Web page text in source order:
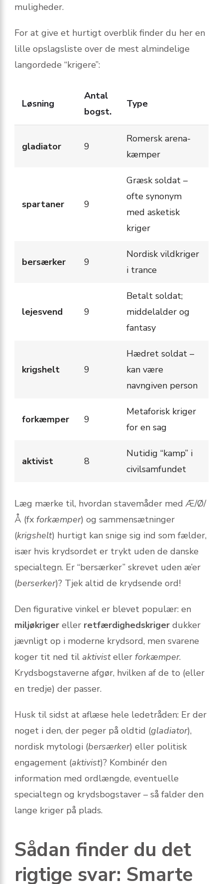
muligheder.
For at give et hurtigt overblik finder du her en
lille opslags­liste over de mest almindelige
langordede “krigere”:
Løsning
Antal
bogst.
Type
gladiator 9
Romersk arena­
kæmper
spartaner 9
Græsk soldat –
ofte synonym
med asketisk
kriger
bersærker 9
Nordisk vild­kriger
i trance
lejesvend 9
Betalt soldat;
middelalder og
fantasy
krigshelt 9
Hædret soldat –
kan være
navngiven person
forkæmper 9
Metaforisk kriger
for en sag
aktivist 8
Nutidig “kamp” i
civilsamfundet
Læg mærke til, hvordan stavemåder med Æ/Ø/
Å (fx forkæmper) og sammensætninger
(krigshelt) hurtigt kan snige sig ind som fælder,
især hvis krydsordet er trykt uden de danske
specialtegn. Er “bersærker” skrevet uden æ’er
(berserker)? Tjek altid de krydsende ord!
Den figurative vinkel er blevet populær: en
miljøkriger eller retfærdighedskriger dukker
jævnligt op i moderne krydsord, men svarene
koger tit ned til aktivisteller forkæmper.
Krydsbogstaverne afgør, hvilken af de to (eller
en tredje) der passer.
Husk til sidst at aflæse hele ledetråden: Er der
noget i den, der peger på oldtid (gladiator),
nordisk mytologi (bersærker) eller politisk
engagement (aktivist)? Kombinér den
information med ordlængde, eventuelle
specialtegn og krydsbogstaver – så falder den
lange kriger på plads.
Sådan finder du det
rigtige svar: Smarte